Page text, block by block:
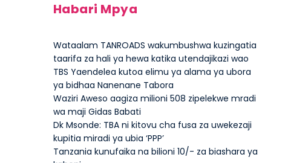
Habari Mpya
Wataalam TANROADS wakumbushwa kuzingatia
taarifa za hali ya hewa katika utendajikazi wao
TBS Yaendelea kutoa elimu ya alama ya ubora
ya bidhaa Nanenane Tabora
Waziri Aweso aagiza milioni 508 zipelekwe mradi
wa maji Gidas Babati
Dk Msonde: TBA ni kitovu cha fusa za uwekezaji
kupitia miradi ya ubia ‘PPP’
Tanzania kunufaika na bilioni 10/- za biashara ya